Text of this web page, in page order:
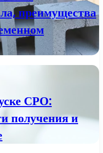
преимущества
СРО:
получения и